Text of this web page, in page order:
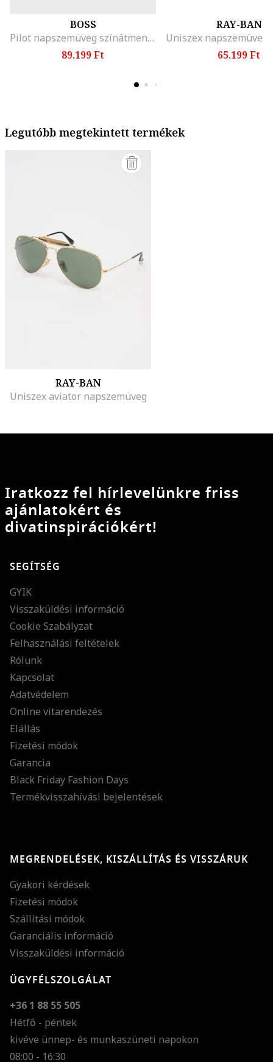
BOSS
Pilot napszemüveg színátmenetes lencsékkel, Fekete/Ezüstszín
89.199 Ft
RAY-BAN
65.199 Ft
Legutóbb megtekintett termékek
RAY-BAN
Uniszex aviator napszemüveg
Iratkozz fel hírlevelünkre friss
ajánlatokért és
divatinspirációkért!
SEGÍTSÉG
GYIK
Visszaküldési információ
Cookie Szabályzat
Felhasználási feltételek
Rólunk
Kapcsolat
Adatvédelem
Online vitarendezés
Elállás
Fizetési módok
Garancia
Black Friday Fashion Days
Termékvisszahívási bejelentések
MEGRENDELÉSEK, KISZÁLLÍTÁS ÉS VISSZÁRUK
Gyakori kérdések
Fizetési módok
Szállítási módok
Garanciális információ
Visszaküldési információ
ÜGYFÉLSZOLGÁLAT
+36 1 88 55 505
Hétfő - péntek
kivéve ünnep- és munkaszüneti napokon
08:00 - 16:30